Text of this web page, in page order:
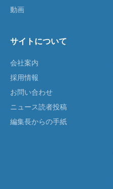
動画
サイトについて
会社案内
採用情報
お問い合わせ
ニュース読者投稿
編集長からの手紙